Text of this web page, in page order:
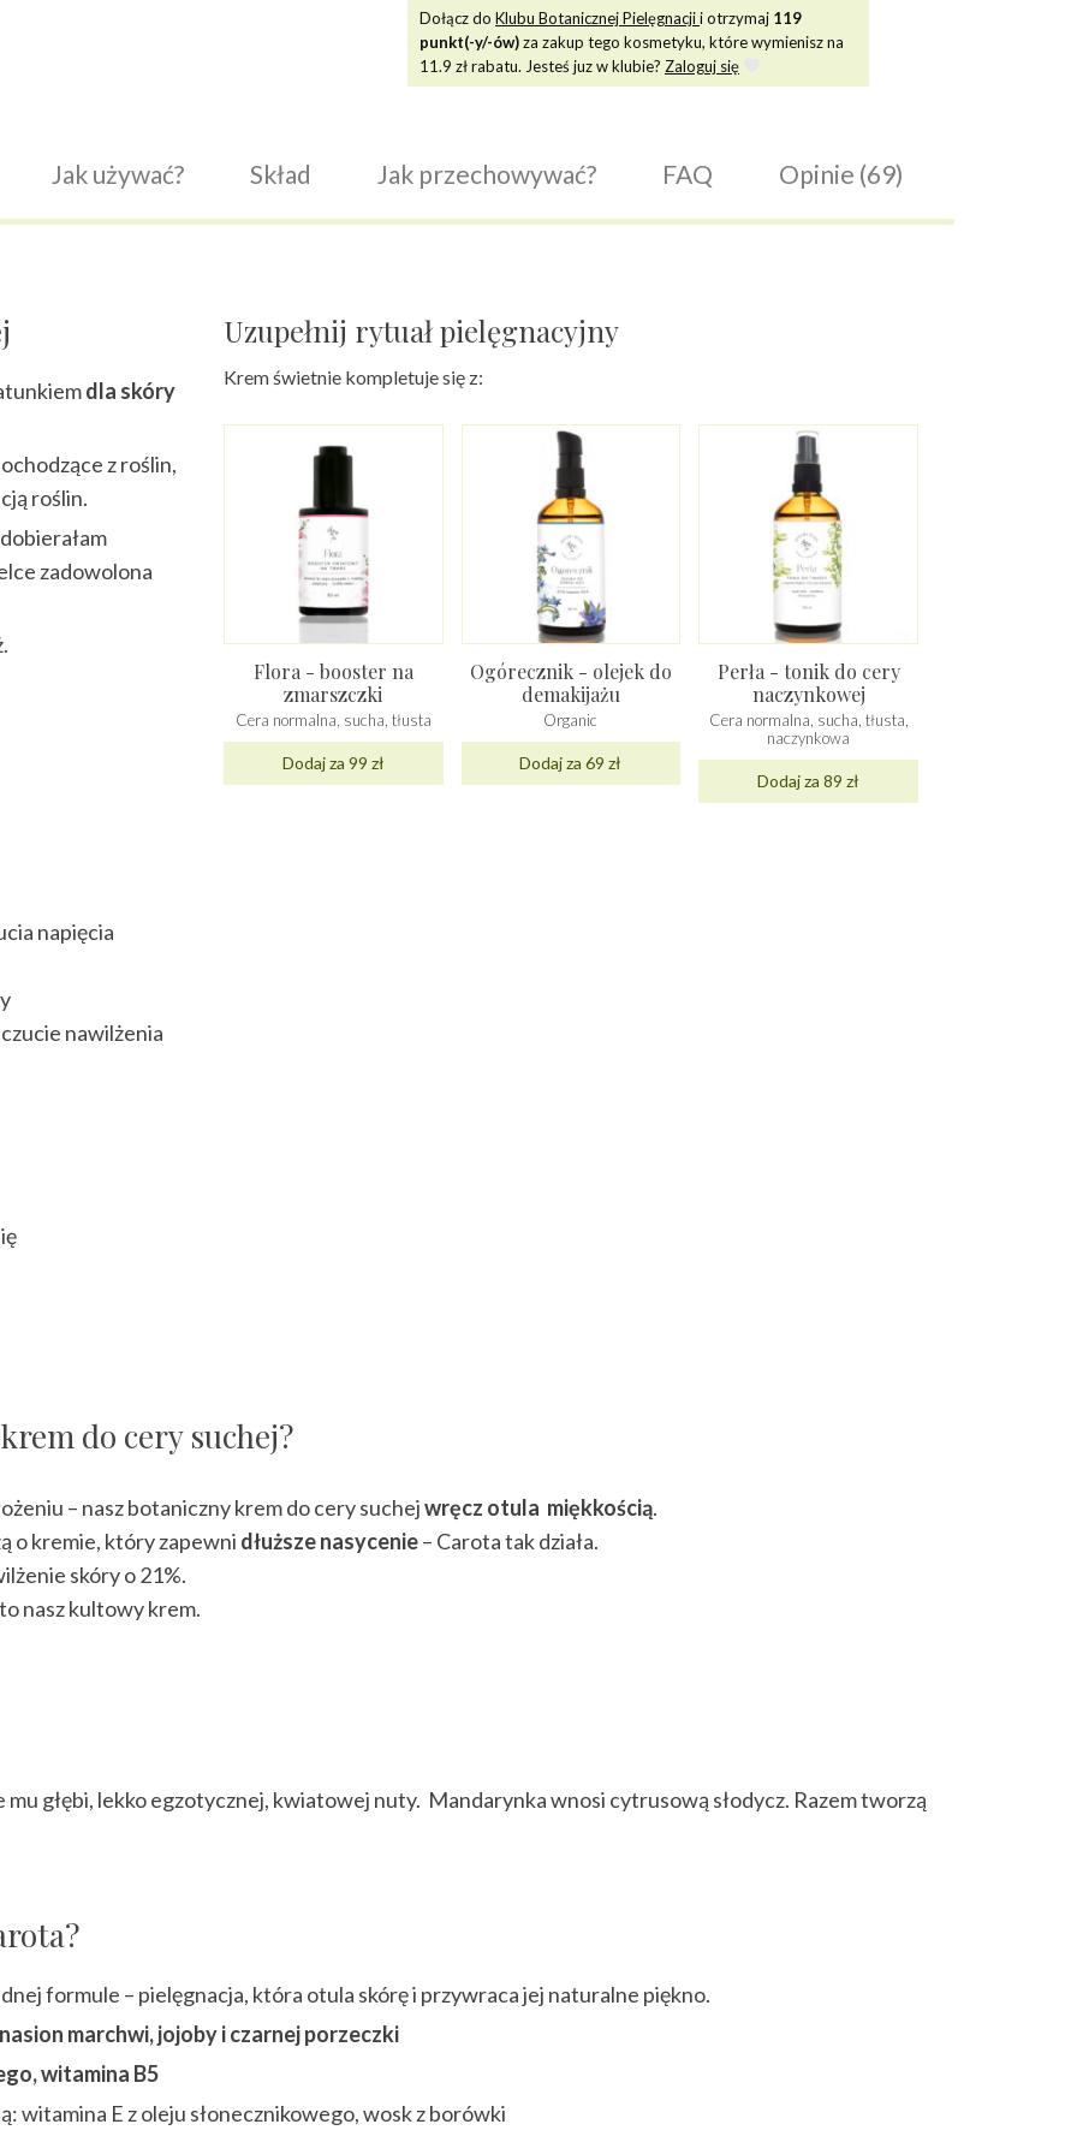
Dołącz do Klubu Botanicznej Pielęgnacjii otrzymaj 119
punkt(-y/-ów)za zakup tego kosmetyku, które wymienisz na
11.9 zł rabatu. Jesteś juz w klubie? Zaloguj się
Jak używać? Skład Jak przechowywać? FAQ Opinie (69)
Uzupełnij rytuał pielęgnacyjny
Krem świetnie kompletuje się z:
Flora - booster na
zmarszczki
Cera normalna, sucha, tłusta
Dodaj za 99 zł
Ogórecznik - olejek do
demakijażu
Organic
Dodaj za 69 zł
Perła - tonik do cery
naczynkowej
Cera normalna, sucha, tłusta,
naczynkowa
Dodaj za 89 zł
dla skóry
z roślin,
roślin.
zadowolona
napięcia
nawilżenia
do cery suchej?
– nasz botaniczny krem do cery suchejwręcz otula miękkością.
o kremie, który zapewni dłuższe nasycenie– Carota tak działa.
skóry o 21%.
nasz kultowy krem.
mu głębi, lekko egzotycznej, kwiatowej nuty. Mandarynka wnosi cytrusową słodycz. Razem tworzą
formule – pielęgnacja, która otula skórę i przywraca jej naturalne piękno.
marchwi, jojoby i czarnej porzeczki
witamina B5
E z oleju słonecznikowego, wosk z borówki